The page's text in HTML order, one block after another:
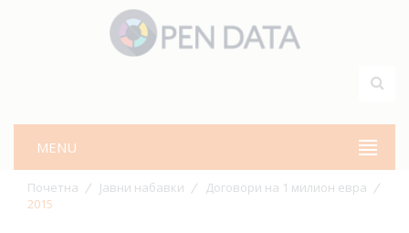
MENU
Почетна Јавни набавки
Договори на 1 милион евра
2015